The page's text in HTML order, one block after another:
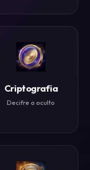
Criptografia
Decifre o oculto